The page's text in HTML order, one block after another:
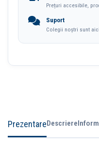
Prețuri accesibile,
Suport
Colegii noștri sunt
PrezentareDescriere